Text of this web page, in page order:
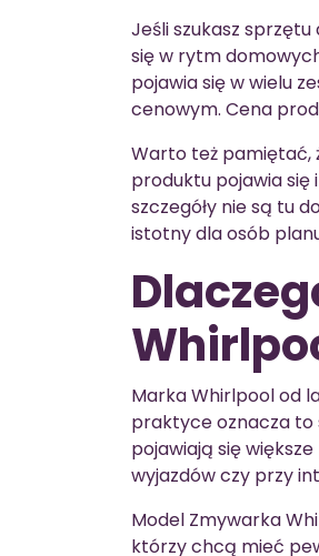
Jeśli szukasz
się w rytm
pojawia się w wielu
cenowym. Cena
Warto też pamiętać,
produktu pojawia się
szczegóły nie są tu
istotny dla osób
Marka Whirlpool od
praktyce oznacza to
pojawiają się
wyjazdów czy przy
Model Zmywarka
którzy chcą mieć